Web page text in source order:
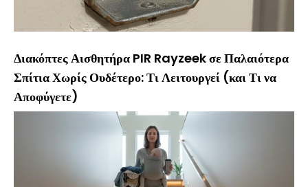
Διακόπτες Αισθητήρα PIR Rayzeek σε Παλαιότερα
Σπίτια Χωρίς Ουδέτερο: Τι Λειτουργεί (και Τι να
Αποφύγετε)